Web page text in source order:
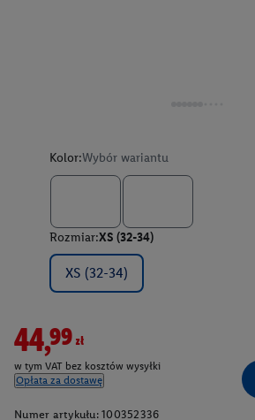
Kolor:Wybór wariantu
Rozmiar:XS (32-34)
XS (32-34)
44,99zł
w tym VAT bez kosztów wysyłki
Opłata za dostawę
Numer artykułu: 100352336